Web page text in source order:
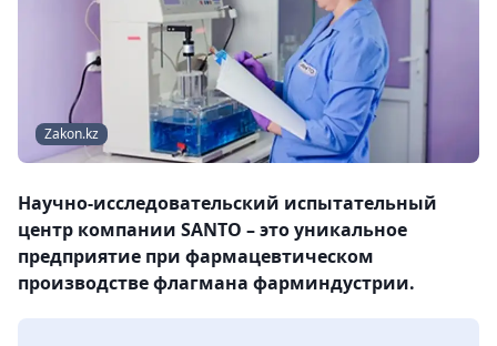
Zakon.kz
Научно-исследовательский испытательный
центр компании SANTO – это уникальное
предприятие при фармацевтическом
производстве флагмана фарминдустрии.